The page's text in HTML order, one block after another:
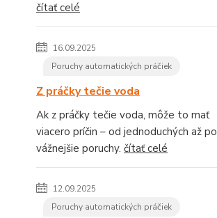
čítať celé
16.09.2025
Poruchy automatických práčiek
Z práčky tečie voda
Ak z práčky tečie voda, môže to mať
viacero príčin – od jednoduchých až po
vážnejšie poruchy. čítať celé
12.09.2025
Poruchy automatických práčiek